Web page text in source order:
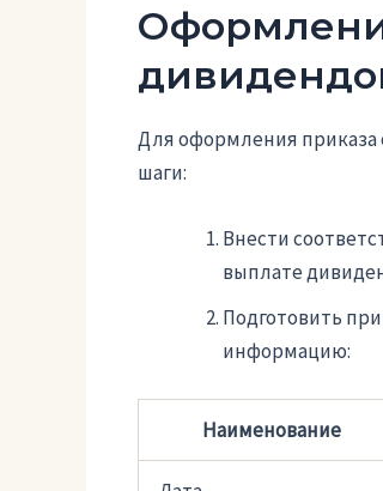
Для оформления
шаги:
Внести
выплате
Подготовить
информацию:
Наименование